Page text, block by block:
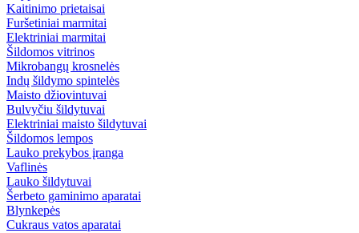
Kaitinimo prietaisai
Furšetiniai marmitai
Elektriniai marmitai
Šildomos vitrinos
Mikrobangų krosnelės
Indų šildymo spintelės
Maisto džiovintuvai
Bulvyčiu šildytuvai
Elektriniai maisto šildytuvai
Šildomos lempos
Lauko prekybos įranga
Vaflinės
Lauko šildytuvai
Šerbeto gaminimo aparatai
Blynkepės
Cukraus vatos aparatai